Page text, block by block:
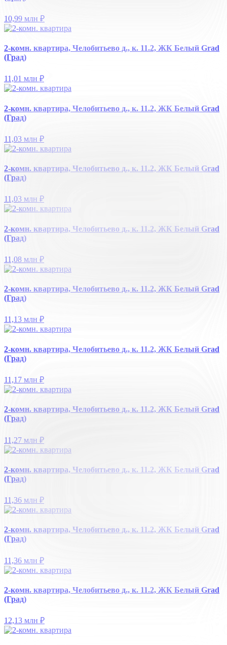
10,99 млн ₽
2-комн. квартира, Челобитьево д., к. 11.2, ЖК Белый Grad
(Град)
11,01 млн ₽
2-комн. квартира, Челобитьево д., к. 11.2, ЖК Белый Grad
(Град)
11,03 млн ₽
2-комн. квартира, Челобитьево д., к. 11.2, ЖК Белый Grad
(Град)
11,03 млн ₽
2-комн. квартира, Челобитьево д., к. 11.2, ЖК Белый Grad
(Град)
11,08 млн ₽
2-комн. квартира, Челобитьево д., к. 11.2, ЖК Белый Grad
(Град)
11,13 млн ₽
2-комн. квартира, Челобитьево д., к. 11.2, ЖК Белый Grad
(Град)
11,17 млн ₽
2-комн. квартира, Челобитьево д., к. 11.2, ЖК Белый Grad
(Град)
11,27 млн ₽
2-комн. квартира, Челобитьево д., к. 11.2, ЖК Белый Grad
(Град)
11,36 млн ₽
2-комн. квартира, Челобитьево д., к. 11.2, ЖК Белый Grad
(Град)
11,36 млн ₽
2-комн. квартира, Челобитьево д., к. 11.2, ЖК Белый Grad
(Град)
12,13 млн ₽